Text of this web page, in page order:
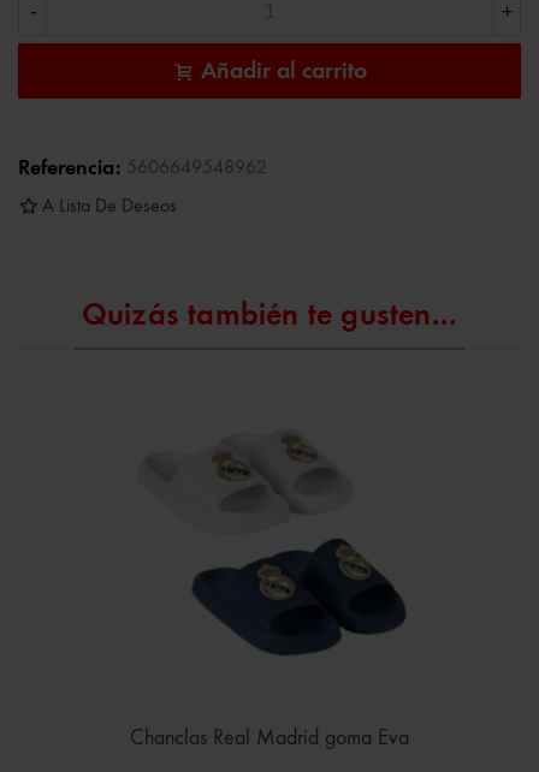
- +
Añadir al carrito
Referencia: 5606649548962
A Lista De Deseos
Quizás también te gusten...
Chanclas Real Madrid goma Eva